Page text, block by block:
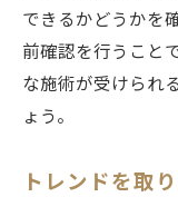
できるかどうかを
前確認を行うこと
な施術が受けられ
ょう。
トレンドを取